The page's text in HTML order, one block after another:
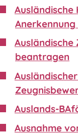
Ausländische
beantragen
Auslands-
Ausnahme